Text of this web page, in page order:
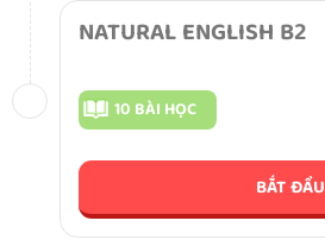
NATURAL ENGLISH B2
10 BÀI HỌC
BẮT ĐẦU